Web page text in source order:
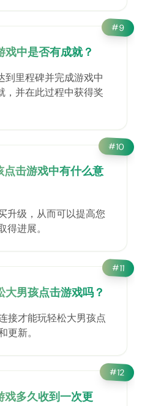
#9
中是否有成就？
到里程碑并完成游戏中
，并在此过程中获得奖
#10
击游戏中有什么意
升级，从而可以提高您
得进展。
#11
男孩点击游戏吗？
接才能玩轻松大男孩点
更新。
#12
戏多久收到一次更